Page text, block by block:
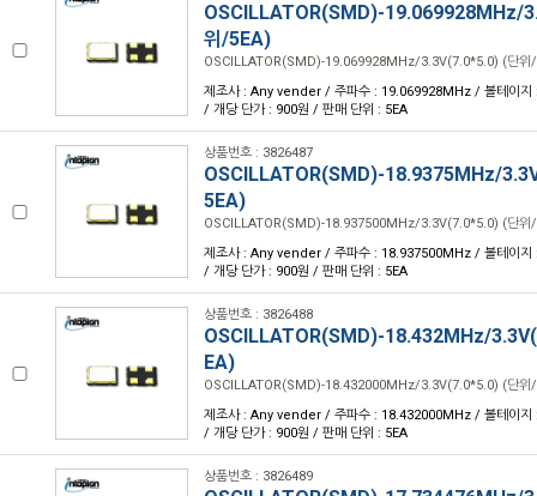
OSCILLATOR(SMD)-19.069928MHz/
위/5EA)
OSCILLATOR(SMD)-19.069928MHz/3.3V(7.0*5.0) (단위
제조사 : Any vender / 주파수 : 19.069928MHz / 볼테이지
/ 개당 단가 : 900원 / 판매 단위 : 5EA
상품번호 : 3826487
OSCILLATOR(SMD)-18.9375MHz/
5EA)
OSCILLATOR(SMD)-18.937500MHz/3.3V(7.0*5.0) (단위
제조사 : Any vender / 주파수 : 18.937500MHz / 볼테이지
/ 개당 단가 : 900원 / 판매 단위 : 5EA
상품번호 : 3826488
OSCILLATOR(SMD)-18.432MHz/
EA)
OSCILLATOR(SMD)-18.432000MHz/3.3V(7.0*5.0) (단위
제조사 : Any vender / 주파수 : 18.432000MHz / 볼테이지
/ 개당 단가 : 900원 / 판매 단위 : 5EA
상품번호 : 3826489